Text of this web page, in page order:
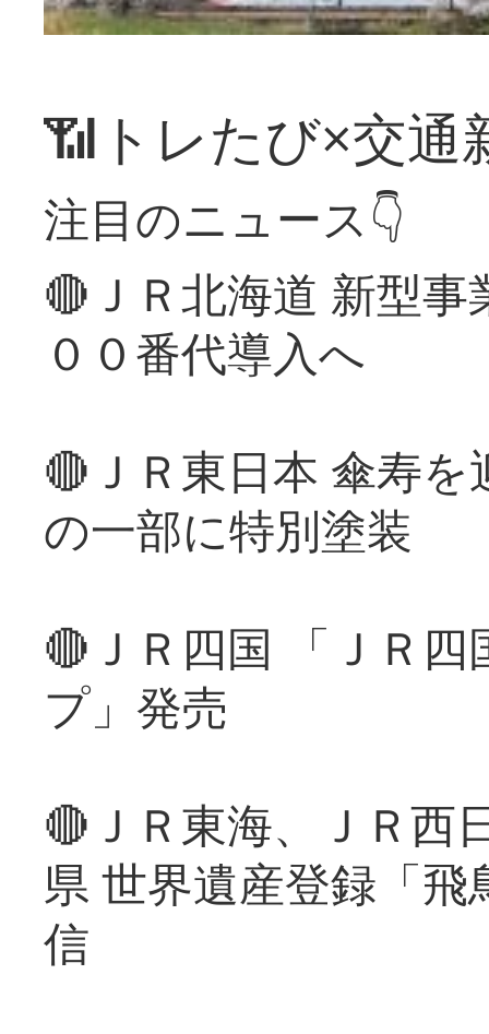
📶トレたび×交通
注目のニュース👇
🔴ＪＲ北海道 新型
００番代導入へ
🔴ＪＲ東日本 傘寿
の一部に特別塗装
🔴ＪＲ四国 「ＪＲ
プ」発売
🔴ＪＲ東海、ＪＲ西
県 世界遺産登録「
信